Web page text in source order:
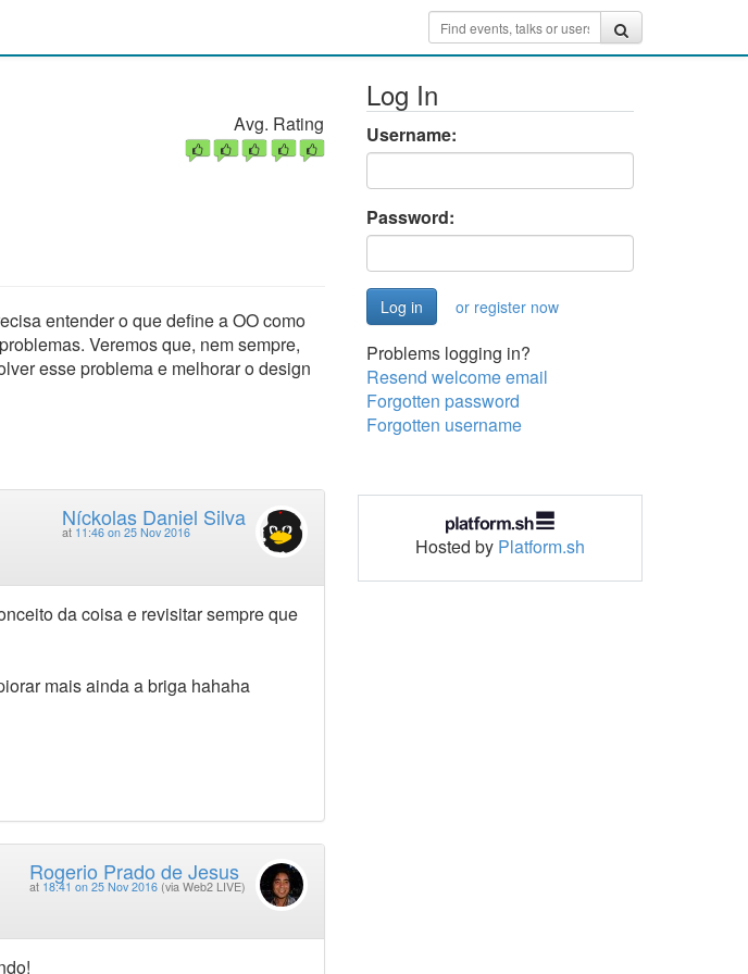
Avg. Rating
entender o que define a OO como
Veremos que, nem sempre,
esse problema e melhorar o design
Níckolas Daniel Silva
at 11:46 on 25 Nov 2016
da coisa e revisitar sempre que
mais ainda a briga hahaha
Rogerio Prado de Jesus
at 18:41 on 25 Nov 2016 (via Web2 LIVE)
Log In
Username:
Password:
or register now
Problems logging in?
Resend welcome email
Forgotten password
Forgotten username
Hosted by Platform.sh